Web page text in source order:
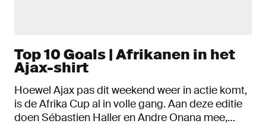
Top 10 Goals | Afrikanen in het
Ajax-shirt
Hoewel Ajax pas dit weekend weer in actie komt,
is de Afrika Cup al in volle gang. Aan deze editie
doen Sébastien Haller en Andre Onana mee,